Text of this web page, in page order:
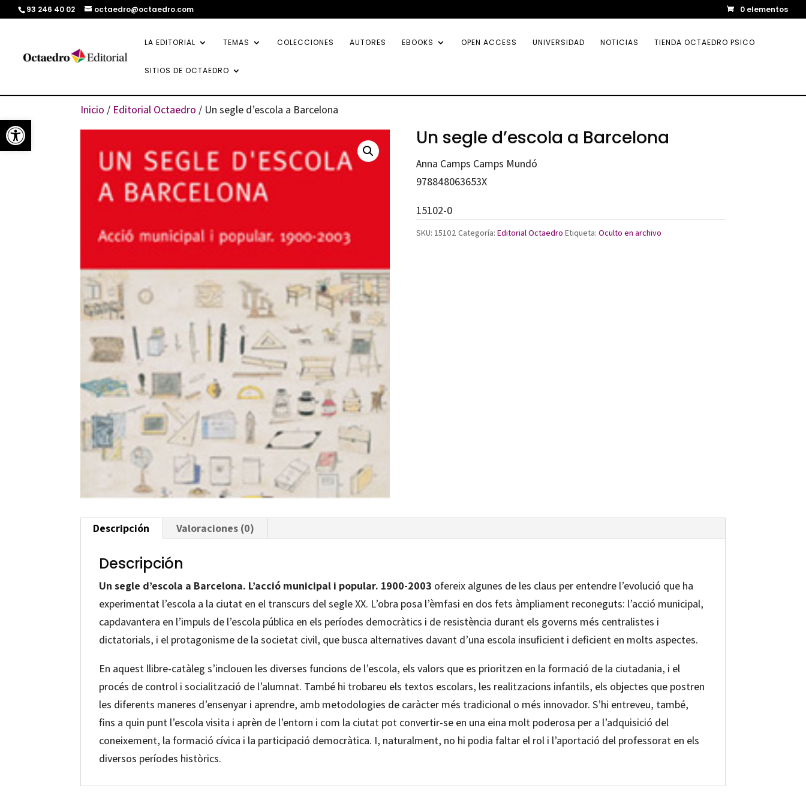
Abrir barra de herramientas
93 246 40 02 octaedro@octaedro.com 0 elementos
LA EDITORIAL TEMAS COLECCIONES AUTORES EBOOKS OPEN ACCESS UNIVERSIDAD NOTICIAS TIENDA OCTAEDRO PSICO
SITIOS DE OCTAEDRO
Inicio / Editorial Octaedro / Un segle d’escola a Barcelona
Un segle d’escola a Barcelona
Anna Camps Camps Mundó
978848063653X
15102-0
SKU: 15102 Categoría: Editorial Octaedro Etiqueta: Oculto en archivo
Descripción Valoraciones (0)
Descripción
Un segle d’escola a Barcelona. L’acció municipal i popular. 1900-2003 ofereix algunes de les claus per entendre l’evolució que ha
experimentat l’escola a la ciutat en el transcurs del segle XX. L’obra posa l’èmfasi en dos fets àmpliament reconeguts: l’acció municipal,
capdavantera en l’impuls de l’escola pública en els períodes democràtics i de resistència durant els governs més centralistes i
dictatorials, i el protagonisme de la societat civil, que busca alternatives davant d’una escola insuficient i deficient en molts aspectes.
En aquest llibre-catàleg s’inclouen les diverses funcions de l’escola, els valors que es prioritzen en la formació de la ciutadania, i el
procés de control i socialització de l’alumnat. També hi trobareu els textos escolars, les realitzacions infantils, els objectes que postren
les diferents maneres d’ensenyar i aprendre, amb metodologies de caràcter més tradicional o més innovador. S’hi entreveu, també,
fins a quin punt l’escola visita i aprèn de l’entorn i com la ciutat pot convertir-se en una eina molt poderosa per a l’adquisició del
coneixement, la formació cívica i la participació democràtica. I, naturalment, no hi podia faltar el rol i l’aportació del professorat en els
diversos períodes històrics.